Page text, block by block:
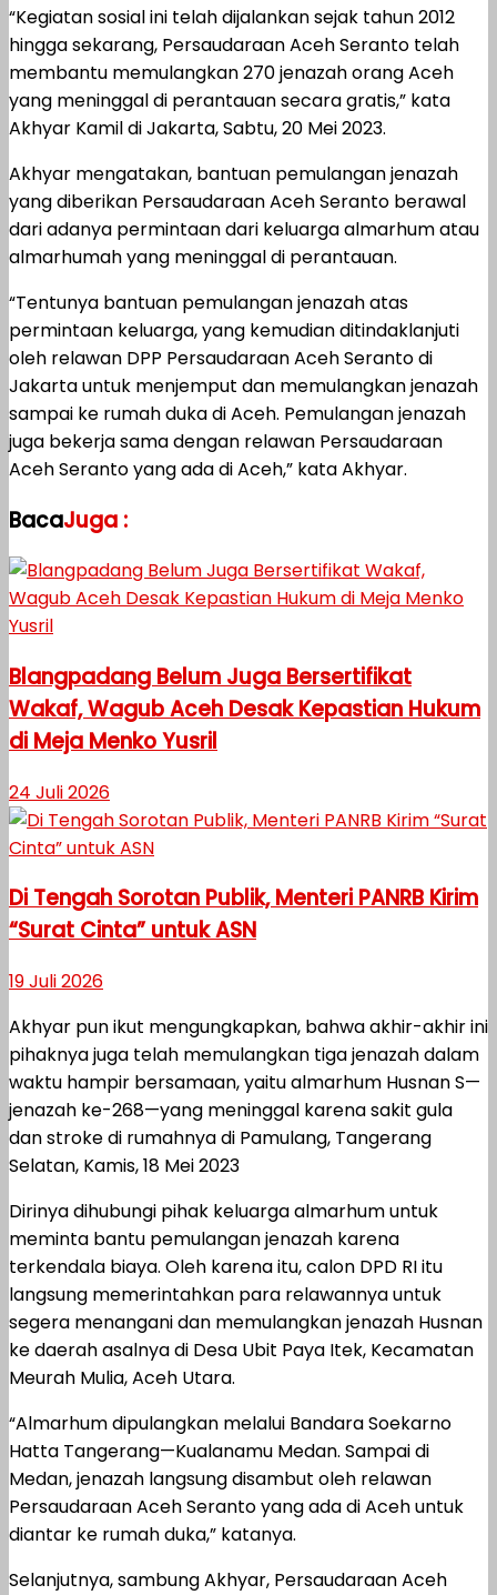
“Kegiatan sosial ini telah dijalankan sejak tahun 2012
hingga sekarang, Persaudaraan Aceh Seranto telah
membantu memulangkan 270 jenazah orang Aceh
yang meninggal di perantauan secara gratis,” kata
Akhyar Kamil di Jakarta, Sabtu, 20 Mei 2023.
Akhyar mengatakan, bantuan pemulangan jenazah
yang diberikan Persaudaraan Aceh Seranto berawal
dari adanya permintaan dari keluarga almarhum atau
almarhumah yang meninggal di perantauan.
“Tentunya bantuan pemulangan jenazah atas
permintaan keluarga, yang kemudian ditindaklanjuti
oleh relawan DPP Persaudaraan Aceh Seranto di
Jakarta untuk menjemput dan memulangkan jenazah
sampai ke rumah duka di Aceh. Pemulangan jenazah
juga bekerja sama dengan relawan Persaudaraan
Aceh Seranto yang ada di Aceh,” kata Akhyar.
BacaJuga :
Blangpadang Belum Juga Bersertifikat
Wakaf, Wagub Aceh Desak Kepastian Hukum
di Meja Menko Yusril
24 Juli 2026
Di Tengah Sorotan Publik, Menteri PANRB Kirim
“Surat Cinta” untuk ASN
19 Juli 2026
Akhyar pun ikut mengungkapkan, bahwa akhir-akhir ini
pihaknya juga telah memulangkan tiga jenazah dalam
waktu hampir bersamaan, yaitu almarhum Husnan S—
jenazah ke-268—yang meninggal karena sakit gula
dan stroke di rumahnya di Pamulang, Tangerang
Selatan, Kamis, 18 Mei 2023
Dirinya dihubungi pihak keluarga almarhum untuk
meminta bantu pemulangan jenazah karena
terkendala biaya. Oleh karena itu, calon DPD RI itu
langsung memerintahkan para relawannya untuk
segera menangani dan memulangkan jenazah Husnan
ke daerah asalnya di Desa Ubit Paya Itek, Kecamatan
Meurah Mulia, Aceh Utara.
“Almarhum dipulangkan melalui Bandara Soekarno
Hatta Tangerang—Kualanamu Medan. Sampai di
Medan, jenazah langsung disambut oleh relawan
Persaudaraan Aceh Seranto yang ada di Aceh untuk
diantar ke rumah duka,” katanya.
Selanjutnya, sambung Akhyar, Persaudaraan Aceh